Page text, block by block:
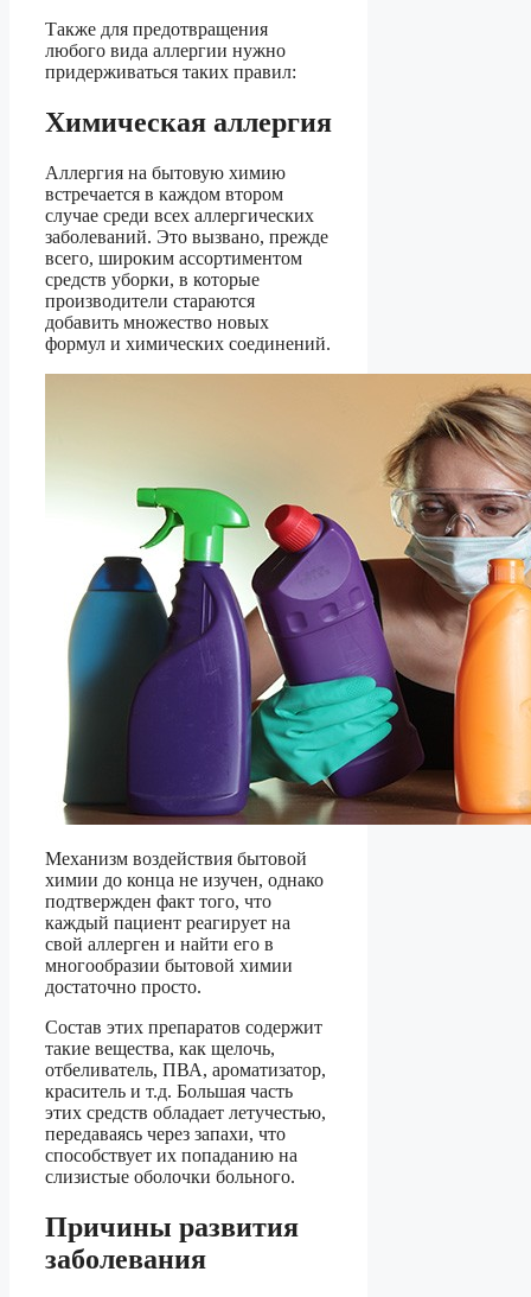
Также для предотвращения
любого вида аллергии нужно
придерживаться таких правил:
Химическая аллергия
Аллергия на бытовую химию
встречается в каждом втором
случае среди всех аллергических
заболеваний. Это вызвано, прежде
всего, широким ассортиментом
средств уборки, в которые
производители стараются
добавить множество новых
формул и химических соединений.
Механизм воздействия бытовой
химии до конца не изучен, однако
подтвержден факт того, что
каждый пациент реагирует на
свой аллерген и найти его в
многообразии бытовой химии
достаточно просто.
Состав этих препаратов содержит
такие вещества, как щелочь,
отбеливатель, ПВА, ароматизатор,
краситель и т.д. Большая часть
этих средств обладает летучестью,
передаваясь через запахи, что
способствует их попаданию на
слизистые оболочки больного.
Причины развития
заболевания